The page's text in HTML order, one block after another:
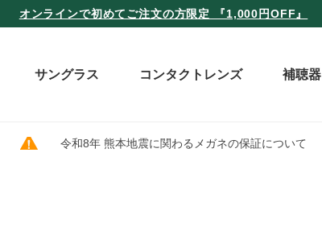
オンラインで初めてご注文の方限定 『1,000円OFF』
サングラス コンタクトレンズ 補聴器
令和8年 熊本地震に関わるメガネの保証について